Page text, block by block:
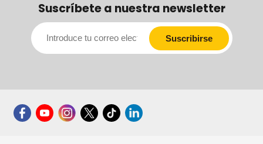
Suscríbete a nuestra newsletter